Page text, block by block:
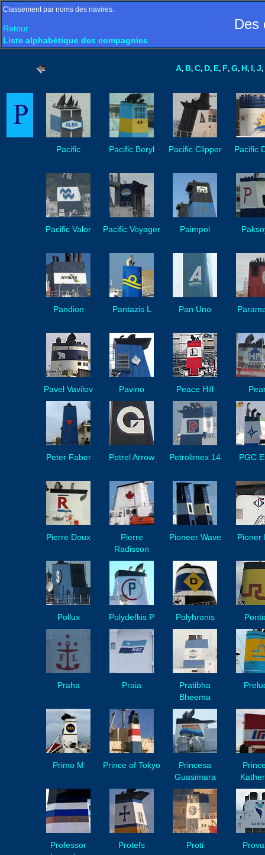
Classement par noms des navires.
Retour
Liste alphabétique des compagnies
Des
A, B, C, D, E, F, G, H, I, J,
Pacific Pacific Beryl Pacific Clipper Pacific
Pacific Valor Pacific Voyager Paimpol
Pandion Pantazis L Pan Uno
Pavel Vavilov Pavino Peace Hill
Peter Faber Petrel Arrow Petrolimex 14 PGC
Pierre Doux
Pierre
Radisson
Pioneer Wave Pioner
Pollux Polydefkis P Polyhronis
Praha Praia
Pratibha
Bheema
Primo M Prince of Tokyo
Princesa
Guasimara
Professor
Protefs Proti